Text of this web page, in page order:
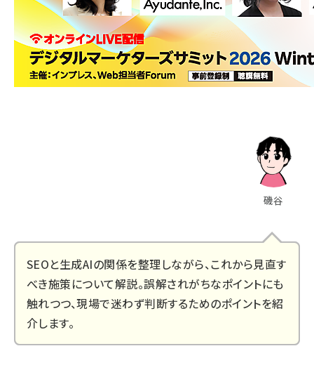
磯谷
SEOと生成AIの関係を整理しながら、これから見直す
べき施策について解説。誤解されがちなポイントにも
触れつつ、現場で迷わず判断するためのポイントを紹
介します。